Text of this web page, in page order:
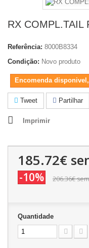
RX COMPL.TAIL
Referência: 8000B8334
Condição: Novo produto
Encomenda
Tweet Partilhar
Imprimir
185.72€
-10% 206.36€
Quantidade